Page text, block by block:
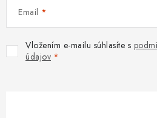
Email
Vložením e-mailu súhlasíte s
údajov